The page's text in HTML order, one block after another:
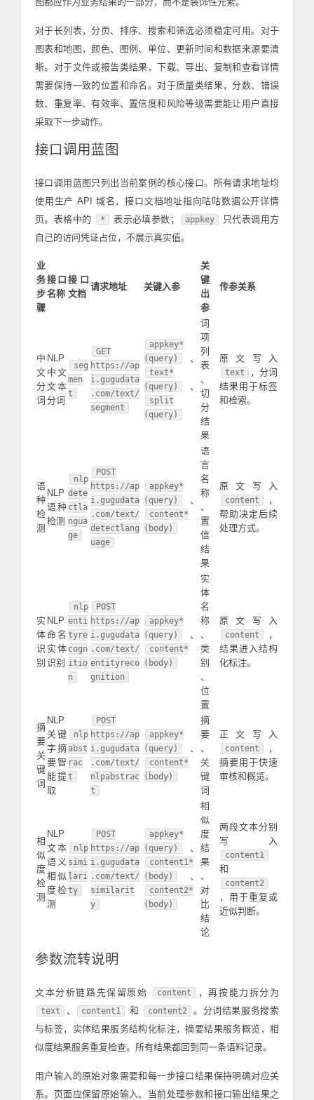
对于长列表，分页、排序、搜索和筛选必须稳定可用。对于
图表和地图，颜色、图例、单位、更新时间和数据来源要清
晰。对于文件或报告类结果，下载、导出、复制和查看详情
需要保持一致的位置和命名。对于质量类结果，分数、错误
数、重复率、有效率、置信度和风险等级需要能让用户直接
采取下一步动作。
接口调用蓝图
接口调用蓝图只列出当前案例的核心接口。所有请求地址均
使用生产 API 域名，接口文档地址指向咕咕数据公开详情
页。表格中的
* 表示必填参数； appkey
只代表调用方
自己的访问凭证占位，不展示真实值。
业
务
步
骤
接口
名称
接口
文档
请求地址 关键入参
关
键
出
参
传参关系
中
文
分
词
NLP
中文
文本
分词
seg
men
t
GET
https://ap
i.gugudata
.com/text/
segment
appkey*
(query)
、
text*
(query)
、
split
(query)
词
项
列
表
、
切
分
结
果
原文写入
text
，分词
结果用于标签
和检索。
语
种
检
测
NLP
语种
检测
nlp
dete
ctla
ngua
ge
POST
https://ap
i.gugudata
.com/text/
detectlang
uage
appkey*
(query)
、
content*
(body)
语
言
名
称
、
置
信
结
果
原文写入
content
，
帮助决定后续
处理方式。
实
体
识
别
NLP
命名
实体
识别
nlp
enti
tyre
cogn
itio
n
POST
https://ap
i.gugudata
.com/text/
entityreco
gnition
appkey*
(query)
、
content*
(body)
实
体
名
称
、
类
别
、
位
置
原文写入
content
，
结果进入结构
化标注。
摘
要
关
键
词
NLP
关键
字摘
要智
能提
取
nlp
abst
rac
t
POST
https://ap
i.gugudata
.com/text/
nlpabstrac
t
appkey*
(query)
、
content*
(body)
摘
要
、
关
键
词
正文写入
content
，
摘要用于快速
审核和概览。
相
似
度
检
测
NLP
文本
语义
相似
度检
测
nlp
simi
lari
ty
POST
https://ap
i.gugudata
.com/text/
similarit
y
appkey*
(query)
、
content1*
(body)
、
content2*
(body)
相
似
度
结
果
、
对
比
结
论
两段文本分别
写入
content1
和
content2
，用于重复或
近似判断。
参数流转说明
文本分析链路先保留原始 content ，再按能力拆分为
text 、 content1 和 content2
。分词结果服务搜索
与标签，实体结果服务结构化标注，摘要结果服务概览，相
似度结果服务重复检查。所有结果都回到同一条语料记录。
用户输入的原始对象需要和每一步接口结果保持明确对应关
系。页面应保留原始输入、当前处理参数和接口输出结果之